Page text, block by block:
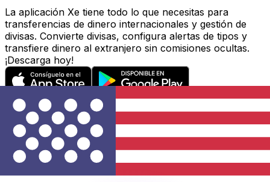
La aplicación Xe tiene todo lo que necesitas para
transferencias de dinero internacionales y gestión de
divisas. Convierte divisas, configura alertas de tipos y
transfiere dinero al extranjero sin comisiones ocultas.
¡Descarga hoy!